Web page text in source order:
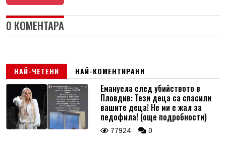
0 КОМЕНТАРА
НАЙ-ЧЕТЕНИ НАЙ-КОМЕНТИРАНИ
Емануела след убийството в
Пловдив: Тези деца са спасили
вашите деца! Не ми е жал за
педофила! (още подробности)
77924 0